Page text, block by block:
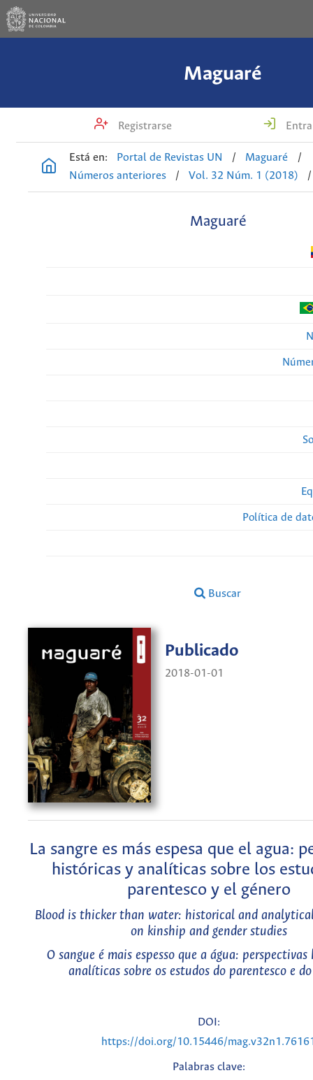
Maguaré
Registrarse
Está en: Portal de Revistas UN / Maguaré
/
Números anteriores
/ Vol. 32 Núm. 1 (2018) /
Maguaré
Política de
Buscar
Publicado
2018-01-01
La sangre es más espesa que el agua:
históricas y analíticas sobre los
parentesco y el género
Blood is thicker than water: historical and
on kinship and gender studies
O sangue é mais espesso que a água:
analíticas sobre os estudos do parentesco e
DOI:
https://doi.org/10.15446/
Palabras clave: